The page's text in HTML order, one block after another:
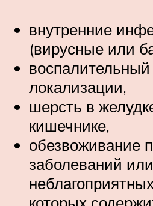
внутренние
(вирусные или
локализации,
шерсть в
кишечнике,
обезвоживание
заболеваний или